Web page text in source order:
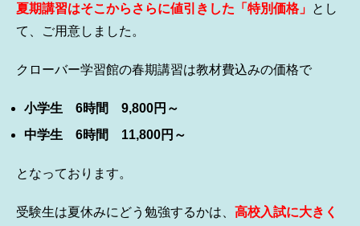
夏期講習はそこからさらに値引きした「特別価格」 とし
て、ご用意しました。
クローバー学習館の春期講習は教材費込みの価格で
小学生 6時間 9,800円～
中学生 6時間 11,800円～
となっております。
受験生は夏休みにどう勉強するかは、 高校入試に大きく